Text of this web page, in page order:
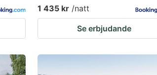
1 435 kr /natt
Se erbjudande